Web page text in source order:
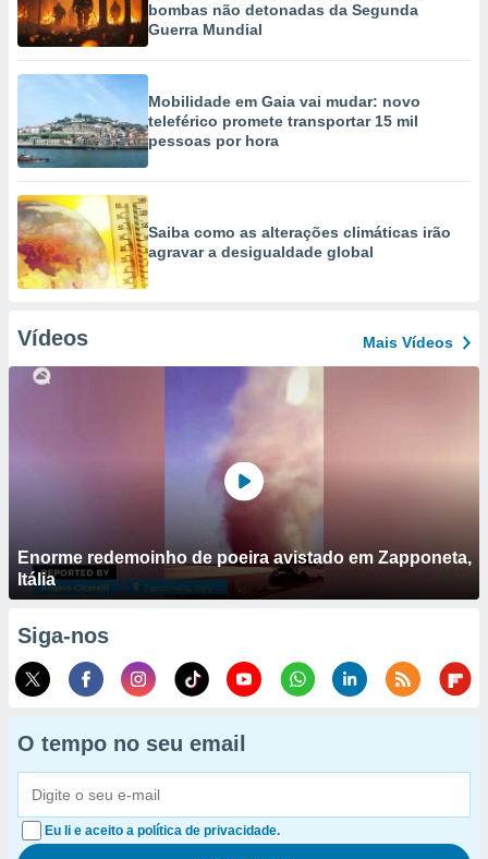
bombas não detonadas da Segunda
Guerra Mundial
Mobilidade em Gaia vai mudar: novo
teleférico promete transportar 15 mil
pessoas por hora
Saiba como as alterações climáticas irão
agravar a desigualdade global
Vídeos Mais Vídeos
Enorme redemoinho de poeira avistado em Zapponeta,
Itália
Siga-nos
O tempo no seu email
Eu li e aceito a política de privacidade.